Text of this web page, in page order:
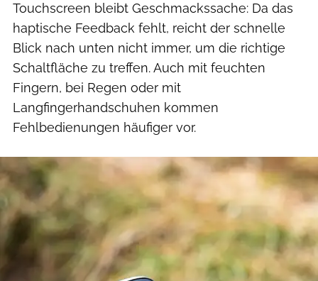
Touchscreen bleibt Geschmackssache: Da das
haptische Feedback fehlt, reicht der schnelle
Blick nach unten nicht immer, um die richtige
Schaltfläche zu treffen. Auch mit feuchten
Fingern, bei Regen oder mit
Langfingerhandschuhen kommen
Fehlbedienungen häufiger vor.